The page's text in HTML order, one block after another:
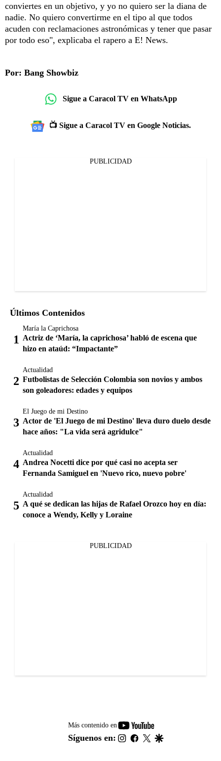
conviertes en un objetivo, y yo no quiero ser la diana de
nadie. No quiero convertirme en el tipo al que todos
acuden con reclamaciones astronómicas y tener que pasar
por todo eso", explicaba el rapero a E! News.
Por: Bang Showbiz
Sigue a Caracol TV en WhatsApp
📺 Sigue a Caracol TV en Google Noticias.
PUBLICIDAD
Últimos Contenidos
María la Caprichosa
Actriz de ‘María, la caprichosa’ habló de escena que
hizo en ataúd: “Impactante”
Actualidad
Futbolistas de Selección Colombia son novios y ambos
son goleadores: edades y equipos
El Juego de mi Destino
Actor de 'El Juego de mi Destino' lleva duro duelo desde
hace años: "La vida será agridulce"
Actualidad
Andrea Nocetti dice por qué casi no acepta ser
Fernanda Samiguel en 'Nuevo rico, nuevo pobre'
Actualidad
A qué se dedican las hijas de Rafael Orozco hoy en día:
conoce a Wendy, Kelly y Loraine
PUBLICIDAD
Más contenido en
youtube-
footer
Síguenos en: instagram
facebook
twitter